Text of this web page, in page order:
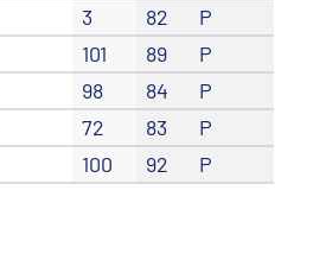
3 82
P
101 89
P
98 84
P
72 83
P
100 92 P